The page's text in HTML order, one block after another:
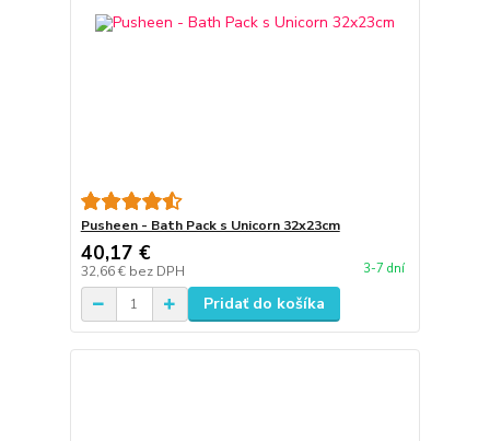
Pusheen - Bath Pack s Unicorn 32x23cm
40,17 €
32,66 € bez DPH 3-7 dní
Pridať do košíka